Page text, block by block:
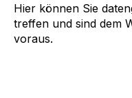
Hier können Sie
treffen und sind dem
voraus.